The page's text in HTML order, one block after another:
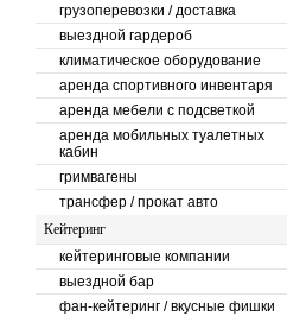
грузоперевозки / доставка
выездной гардероб
климатическое оборудование
аренда спортивного инвентаря
аренда мебели с подсветкой
аренда мобильных туалетных
кабин
гримвагены
трансфер / прокат авто
Кейтеринг
кейтеринговые компании
выездной бар
фан-кейтеринг / вкусные фишки